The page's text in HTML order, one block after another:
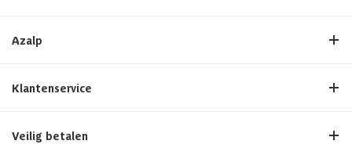
Azalp
Klantenservice
Veilig betalen